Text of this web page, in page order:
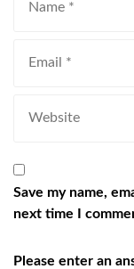
Save my name,
next time I
Please enter an